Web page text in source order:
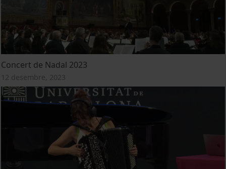
Concert de Nadal 2023
12 desembre, 2023